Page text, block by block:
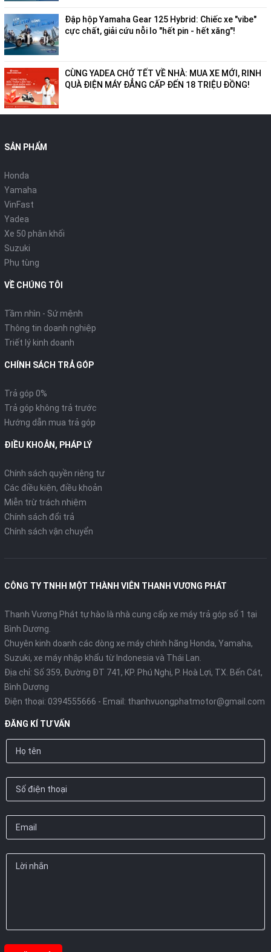
Đập hộp Yamaha Gear 125 Hybrid: Chiếc xe "vibe"
cực chất, giải cứu nỗi lo "hết pin - hết xăng"!
CÙNG YADEA CHỞ TẾT VỀ NHÀ: MUA XE MỚI, RINH
QUÀ ĐIỆN MÁY ĐẲNG CẤP ĐẾN 18 TRIỆU ĐỒNG!
SẢN PHẨM
Honda
Yamaha
VinFast
Yadea
Xe 50 phân khối
Suzuki
Phụ tùng
VỀ CHÚNG TÔI
Tầm nhìn - Sứ mệnh
Thông tin doanh nghiệp
Triết lý kinh doanh
CHÍNH SÁCH TRẢ GÓP
Trả góp 0%
Trả góp không trả trước
Hướng dẫn mua trả góp
ĐIỀU KHOẢN, PHÁP LÝ
Chính sách quyền riêng tư
Các điều kiện, điều khoản
Miễn trừ trách nhiệm
Chính sách đổi trả
Chính sách vận chuyển
CÔNG TY TNHH MỘT THÀNH VIÊN THANH VƯƠNG PHÁT
Thanh Vương Phát tự hào là nhà cung cấp xe máy trả góp số 1 tại
Bình Dương.
Chuyên kinh doanh các dòng xe máy chính hãng Honda, Yamaha,
Suzuki, xe máy nhập khẩu từ Indonesia và Thái Lan.
Địa chỉ: Số 359, Đường ĐT 741, KP. Phú Nghị, P. Hoà Lợi, TX. Bến Cát,
Bình Dương
Điện thoại: 0394555666 - Email: thanhvuongphatmotor@gmail.com
ĐĂNG KÍ TƯ VẤN